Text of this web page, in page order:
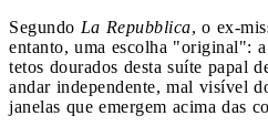
Segundo La Repubblica, o ex-
entanto, uma escolha "original":
tetos dourados desta suíte papal
andar independente, mal visível
janelas que emergem acima das